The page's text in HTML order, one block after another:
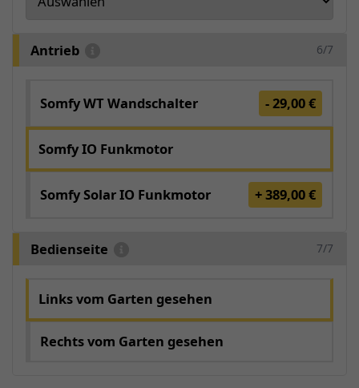
Antrieb 6/7
Somfy WT Wandschalter - 29,00 €
Somfy IO Funkmotor
Somfy Solar IO Funkmotor + 389,00 €
Bedienseite 7/7
Links vom Garten gesehen
Rechts vom Garten gesehen